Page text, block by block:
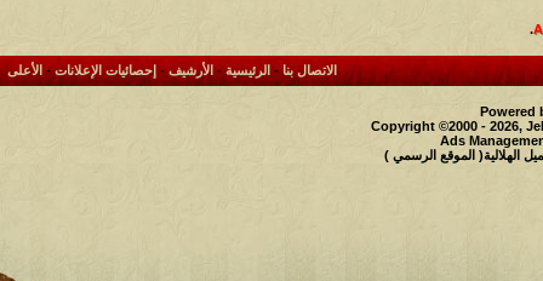
.
الاتصال بنا- الرئيسية-الأرشيف- إحصائيات الإعلانات- الأعلى
Powered
Copyright ©2000 - 2026,
Ads
الهلالية( الموقع الرسمي )